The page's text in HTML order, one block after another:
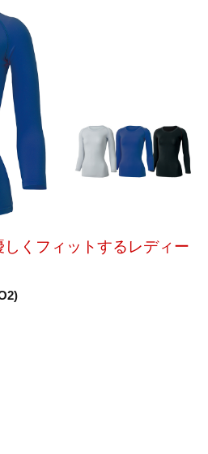
くフィットするレディー